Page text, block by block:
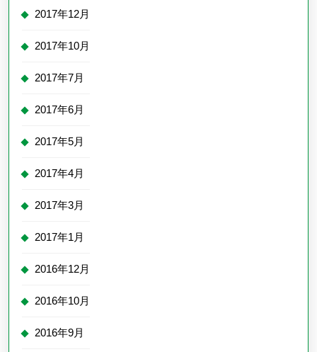
2017年12月
2017年10月
2017年7月
2017年6月
2017年5月
2017年4月
2017年3月
2017年1月
2016年12月
2016年10月
2016年9月